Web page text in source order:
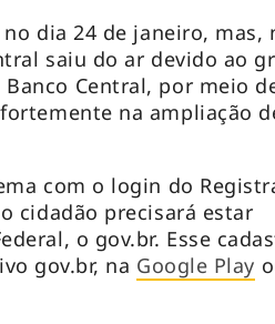
dia 24 de janeiro, mas,
saiu do ar devido ao
Central, por meio
na ampliação
com o login do
cidadão precisará estar
o gov.br. Esse
gov.br, na Google Play